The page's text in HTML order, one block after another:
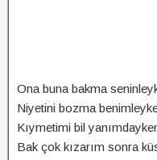
Ona buna bakma
Niyetini bozma
Kıymetimi bil
Bak çok kızarım sonra